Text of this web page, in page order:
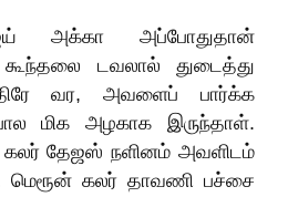
அக்கா அப்போதுதான்
கூந்தலை டவலால் துடைத்து
வர, அவளைப் பார்க்க
மிக அழகாக இருந்தாள்.
கலர் தேஜஸ் நளினம் அவளிடம்
மெரூன் கலர் தாவணி பச்சை